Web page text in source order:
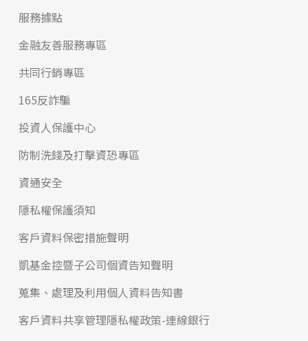
服務據點
金融友善服務專區
共同行銷專區
165反詐騙
投資人保護中心
防制洗錢及打擊資恐專區
資通安全
隱私權保護須知
客戶資料保密措施聲明
凱基金控暨子公司個資告知聲明
蒐集、處理及利用個人資料告知書
客戶資料共享管理隱私權政策-連線銀行